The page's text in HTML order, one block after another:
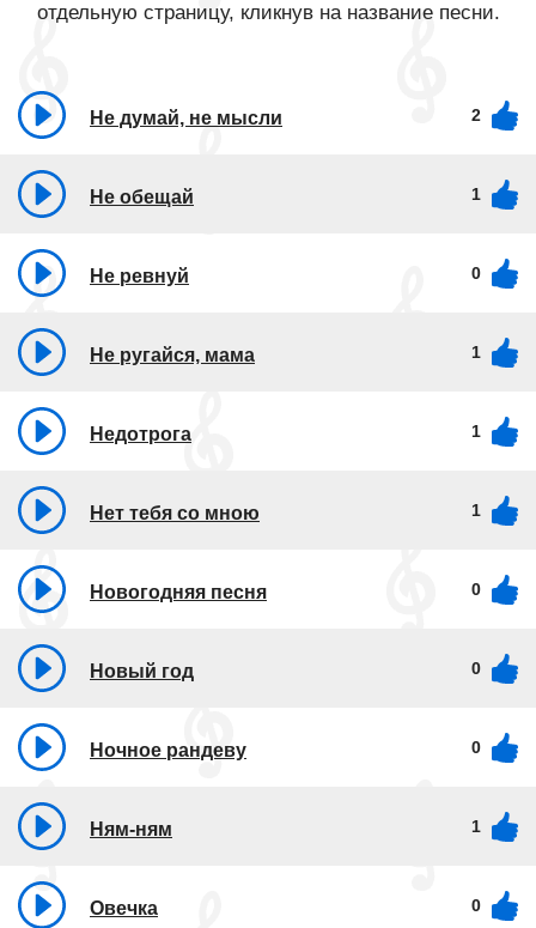
отдельную страницу, кликнув на название песни.
Не думай, не мысли 2
Не обещай 1
Не ревнуй 0
Не ругайся, мама 1
Недотрога 1
Нет тебя со мною 1
Новогодняя песня 0
Новый год 0
Ночное рандеву 0
Ням-ням 1
Овечка 0